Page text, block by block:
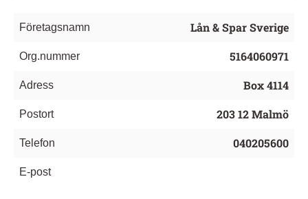
Företagsnamn Lån & Spar Sverige
Org.nummer 5164060971
Adress Box 4114
Postort 203 12 Malmö
Telefon 040205600
E-post